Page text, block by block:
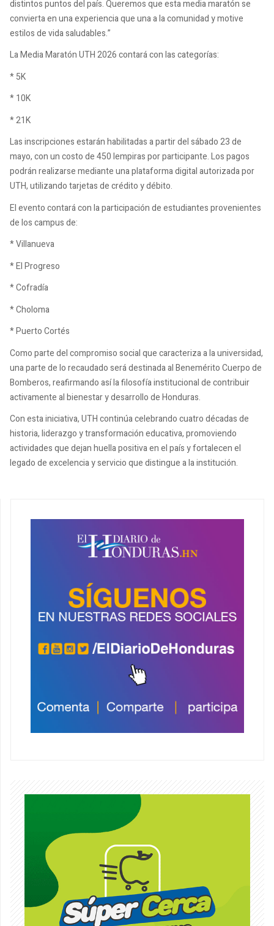
distintos puntos del país. Queremos que esta media maratón se
convierta en una experiencia que una a la comunidad y motive
estilos de vida saludables.”
La Media Maratón UTH 2026 contará con las categorías:
* 5K
* 10K
* 21K
Las inscripciones estarán habilitadas a partir del sábado 23 de
mayo, con un costo de 450 lempiras por participante. Los pagos
podrán realizarse mediante una plataforma digital autorizada por
UTH, utilizando tarjetas de crédito y débito.
El evento contará con la participación de estudiantes provenientes
de los campus de:
* Villanueva
* El Progreso
* Cofradía
* Choloma
* Puerto Cortés
Como parte del compromiso social que caracteriza a la universidad,
una parte de lo recaudado será destinada al Benemérito Cuerpo de
Bomberos, reafirmando así la filosofía institucional de contribuir
activamente al bienestar y desarrollo de Honduras.
Con esta iniciativa, UTH continúa celebrando cuatro décadas de
historia, liderazgo y transformación educativa, promoviendo
actividades que dejan huella positiva en el país y fortalecen el
legado de excelencia y servicio que distingue a la institución.